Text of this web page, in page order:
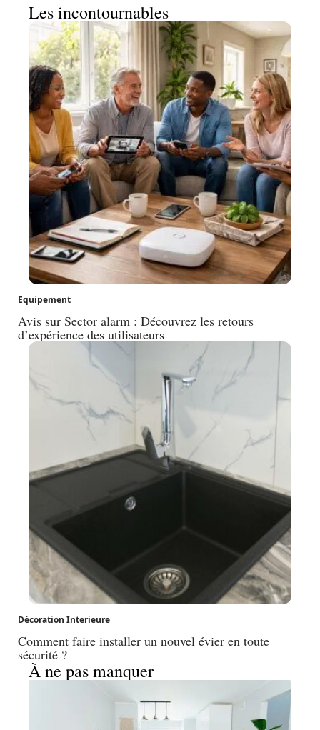
Les incontournables
Equipement
Avis sur Sector alarm : Découvrez les retours
d’expérience des utilisateurs
Décoration Interieure
Comment faire installer un nouvel évier en toute
sécurité ?
À ne pas manquer